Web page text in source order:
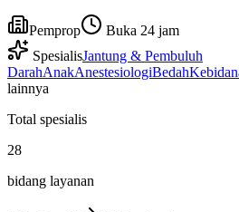
Pemprop
Buka 24 jam
SpesialisJantung & Pembuluh
DarahAnakAnestesiologiBedah
lainnya
Total spesialis
28
bidang layanan